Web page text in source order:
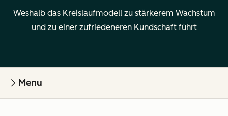
Weshalb das Kreislaufmodell zu stärkerem Wachstum
und zu einer zufriedeneren Kundschaft führt
Menu